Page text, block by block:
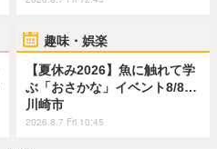
趣味・娯楽
【夏休み2026】魚に触れて学
ぶ「おさかな」イベント8/8…
川崎市
2026.8.7 Fri 10:45